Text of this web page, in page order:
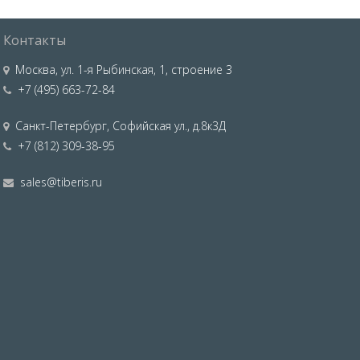
Контакты
Москва,ул. 1-я Рыбинская, 1, строение 3
+7 (495) 663-72-84
Санкт-Петербург, Софийская ул., д.8к3Д
+7 (812) 309-38-95
sales@tiberis.ru